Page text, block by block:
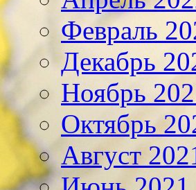
Февраль
Декабрь
Ноябрь
Октябрь
Август